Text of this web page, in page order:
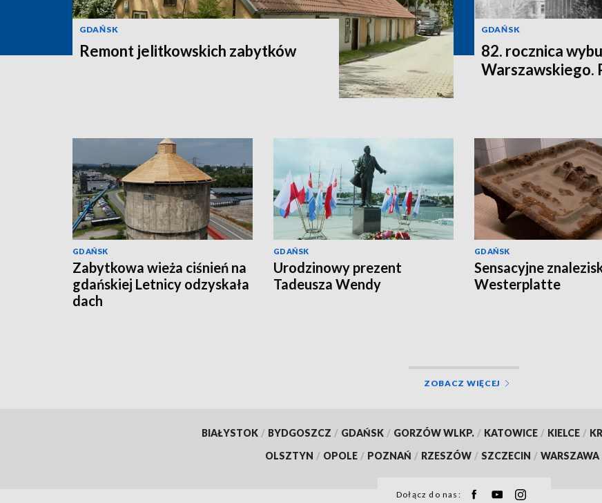
GDAŃSK
Remont jelitkowskich zabytków
GDAŃSK
82. rocznica
Warszawskiego.
GDAŃSK
Zabytkowa wieża ciśnień na
gdańskiej Letnicy odzyskała
dach
GDAŃSK
Urodzinowy prezent
Tadeusza Wendy
GDAŃSK
Sensacyjne
Westerplatte
ZOBACZ WIĘCEJ
BIAŁYSTOK / BYDGOSZCZ / GDAŃSK / GORZÓW WLKP. / KATOWICE / KIELCE /
OLSZTYN / OPOLE / POZNAŃ / RZESZÓW / SZCZECIN / WARSZAWA
Dołącz do nas: